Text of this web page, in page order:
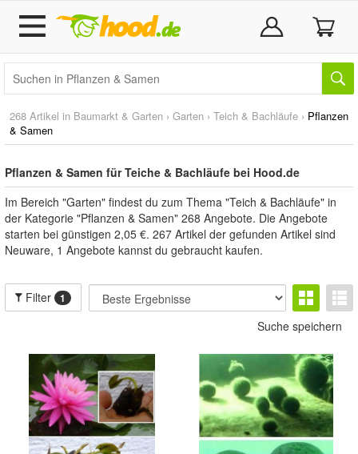
268 Artikel in Baumarkt & Garten › Garten › Teich & Bachläufe › Pflanzen
& Samen
Pflanzen & Samen für Teiche & Bachläufe bei Hood.de
Im Bereich "Garten" findest du zum Thema "Teich & Bachläufe" in
der Kategorie "Pflanzen & Samen" 268 Angebote. Die Angebote
starten bei günstigen 2,05 €. 267 Artikel der gefunden Artikel sind
Neuware, 1 Angebote kannst du gebraucht kaufen.
Filter 1
Suche speichern